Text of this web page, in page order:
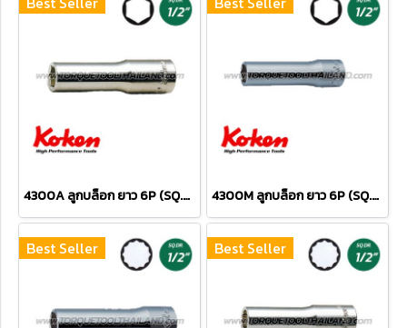
4300A ลูกบล็อก ยาว 6P (SQ.DR.1/2") Deep Sockets 4300M ลูกบล็อก ยาว 6P (SQ.DR.1/2") Deep Sockets
Best Seller Best Seller